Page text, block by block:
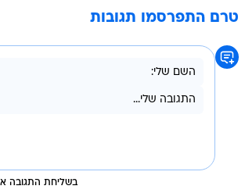
טרם התפרסמו תגובות
בשליחת התגובה